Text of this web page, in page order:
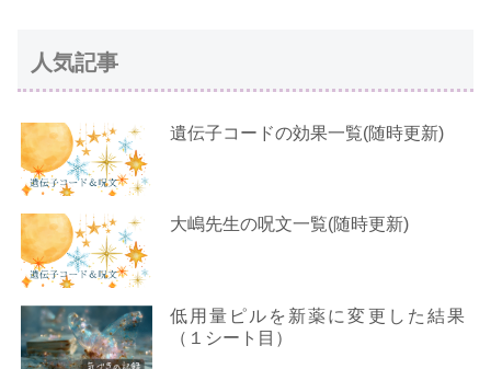
人気記事
遺伝子コードの効果一覧(随時更新)
大嶋先生の呪文一覧(随時更新)
低用量ピルを新薬に変更した結果
（１シート目）